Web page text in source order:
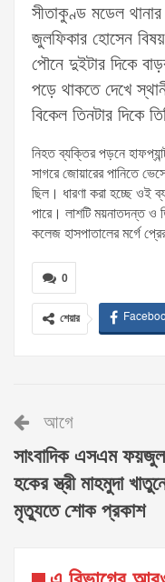
সীতাকুণ্ড মডেল
জুলফিকার হোসেন
পৌনে দুইটার দিকে
পড়ে থাকতে দেখে
বিকেল তিনটার দিকে
নিহত ব্যক্তির পড়নে
সাগরে জোয়ারের পানিতে
ছিল। ধারণা করা হচ্ছে ওই
পারে। লাশটি ময়নাতদন্ত ও
কলেজ হাসপাতালের মর্গে
0
শেয়ার
আগে
সাংবাদিক এসএম ফয়জুল
হকের স্ত্রী মাহমুদা
মৃত্যুতে শোক প্রকাশ